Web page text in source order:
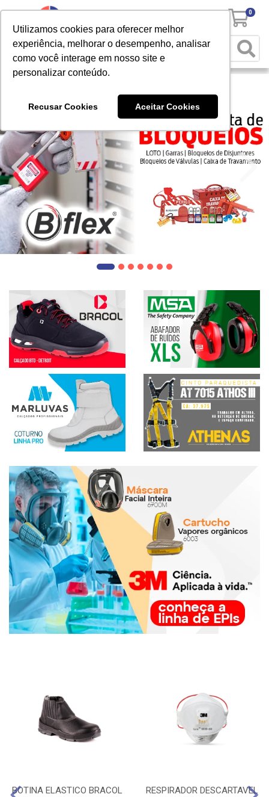
Utilizamos cookies para oferecer melhor
experiência, melhorar o desempenho, analisar
como você interage em nosso site e
personalizar conteúdo.
Recusar Cookies Aceitar Cookies
0
BOTINA ELASTICO BRACOL
RESPIRADOR DESCARTAVEL